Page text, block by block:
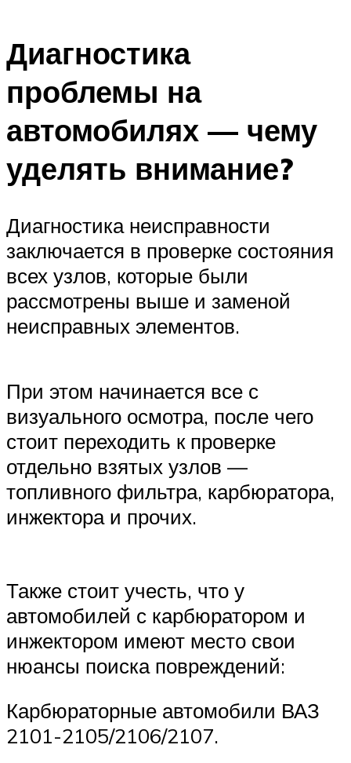
Диагностика
проблемы на
автомобилях — чему
уделять внимание?
Диагностика неисправности
заключается в проверке состояния
всех узлов, которые были
рассмотрены выше и заменой
неисправных элементов.
При этом начинается все с
визуального осмотра, после чего
стоит переходить к проверке
отдельно взятых узлов —
топливного фильтра, карбюратора,
инжектора и прочих.
Также стоит учесть, что у
автомобилей с карбюратором и
инжектором имеют место свои
нюансы поиска повреждений:
Карбюраторные автомобили ВАЗ
2101-2105/2106/2107.